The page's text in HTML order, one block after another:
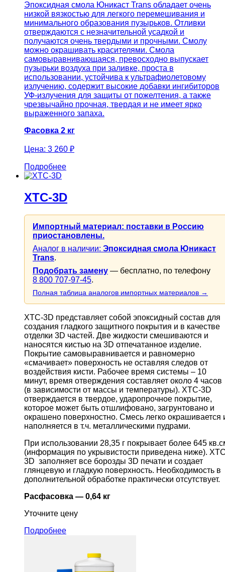
Эпоксидная смола Юникаст Trans обладает очень
низкой вязкостью для легкого перемешивания и
минимального образования пузырьков. Отливки
отверждаются с незначительной усадкой и
получаются очень твердыми и прочными. Смолу
можно окрашивать красителями. Смола
самовыравнивающаяся, превосходно выпускает
пузырьки воздуха при заливке, проста в
использовании, устойчива к ультрафиолетовому
излучению, содержит высокие добавки ингибиторов
УФ-излучения для защиты от пожелтения, а также
чрезвычайно прочная, твердая и не имеет ярко
выраженного запаха.
Фасовка 2 кг
Цена: 3 260 ₽
Подробнее
XTC-3D
Импортный материал: поставки в Россию
приостановлены.
Аналог в наличии: Эпоксидная смола Юникаст
Trans.
Подобрать замену — бесплатно, по телефону
8 800 707-97-45.
Полная таблица аналогов импортных материалов →
XTC-3D представляет собой эпоксидный состав для
создания гладкого защитного покрытия и в качестве
отделки 3D частей. Две жидкости смешиваются и
наносятся кистью на 3D отпечатанное изделие.
Покрытие самовыравнивается и равномерно
«смачивает» поверхность не оставляя следов от
воздействия кисти. Рабочее время системы – 10
минут, время отверждения составляет около 4 часов
(в зависимости от массы и температуры). XTC-3D
отверждается в твердое, ударопрочное покрытие,
которое может быть отшлифовано, загрунтовано и
окрашено поверхностно. Смесь легко окрашивается
наполняется в т.ч. металлическими пудрами.
При использовании 28,35 г покрывает более 645
(информация по укрывистости приведена ниже).
3D заполняет все борозды 3D печати и создает
глянцевую и гладкую поверхность. Необходимость в
дополнительной обработке практически отсутствует.
Расфасовка — 0,64 кг
Уточните цену
Подробнее